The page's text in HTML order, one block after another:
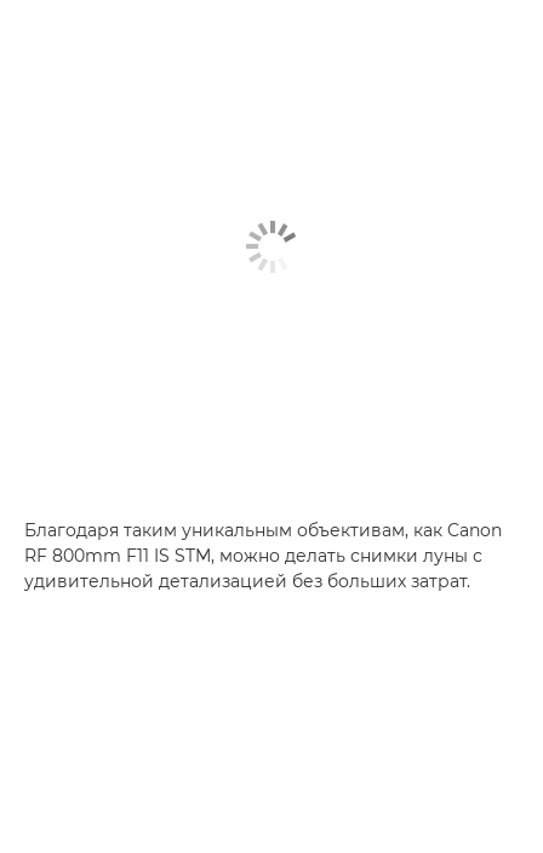
Благодаря таким уникальным объективам, как Canon
RF 800mm F11 IS STM, можно делать снимки луны с
удивительной детализацией без больших затрат.